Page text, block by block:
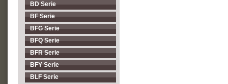
BD Serie
BF Serie
BFG Serie
BFQ Serie
BFR Serie
BFY Serie
BLF Serie